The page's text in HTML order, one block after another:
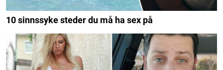
10 sinnssyke steder du må ha sex på